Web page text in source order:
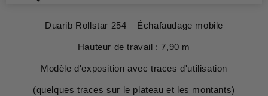
Duarib Rollstar 254 – Échafaudage mobile
Hauteur de travail : 7,90 m
Modèle d'exposition avec traces d'utilisation
(quelques traces sur le plateau et les montants)